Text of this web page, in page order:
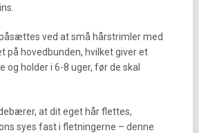
ved at små hårstrimler med
på hovedbunden, hvilket giver et
og holder i 6-8 uger, før de skal
at dit eget hår flettes,
syes fast i fletningerne – denne